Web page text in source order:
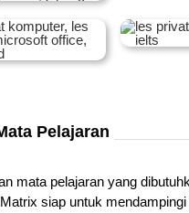
Pelajaran
mata pelajaran yang
siap untuk mendampingi